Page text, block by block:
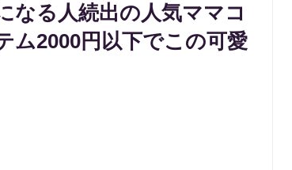
なる人続出の人気ママコ
ム2000円以下でこの可愛